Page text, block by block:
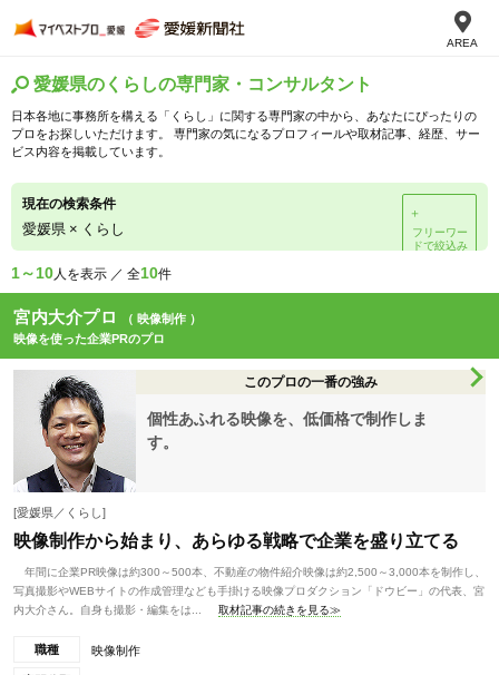
AREA
愛媛県のくらしの専門家・コンサルタント
日本各地に事務所を構える「くらし」に関する専門家の中から、あなたにぴったりの
プロをお探しいただけます。 専門家の気になるプロフィールや取材記事、経歴、サー
ビス内容を掲載しています。
現在の検索条件
愛媛県 × くらし
＋
フリーワー
ドで絞込み
1～10人を表示 ／ 全10件
宮内大介プロ
（ 映像制作 ）
映像を使った企業PRのプロ
このプロの一番の強み
個性あふれる映像を、低価格で制作しま
す。
[愛媛県／くらし]
映像制作から始まり、あらゆる戦略で企業を盛り立てる
年間に企業PR映像は約300～500本、不動産の物件紹介映像は約2,500～3,000本を制作し、
写真撮影やWEBサイトの作成管理なども手掛ける映像プロダクション「ドウビー」の代表、宮
内大介さん。自身も撮影・編集をは...
取材記事の続きを見る≫
職種 映像制作